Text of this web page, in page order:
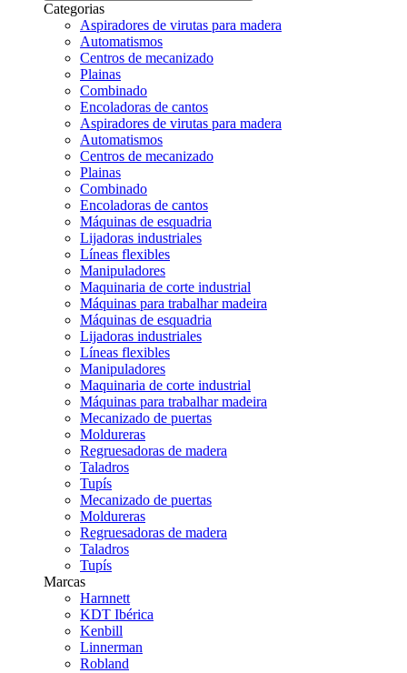
Categorias
Aspiradores de virutas para madera
Automatismos
Centros de mecanizado
Plainas
Combinado
Encoladoras de cantos
Aspiradores de virutas para madera
Automatismos
Centros de mecanizado
Plainas
Combinado
Encoladoras de cantos
Máquinas de esquadria
Lijadoras industriales
Líneas flexibles
Manipuladores
Maquinaria de corte industrial
Máquinas para trabalhar madeira
Máquinas de esquadria
Lijadoras industriales
Líneas flexibles
Manipuladores
Maquinaria de corte industrial
Máquinas para trabalhar madeira
Mecanizado de puertas
Moldureras
Regruesadoras de madera
Taladros
Tupís
Mecanizado de puertas
Moldureras
Regruesadoras de madera
Taladros
Tupís
Marcas
Harnnett
KDT Ibérica
Kenbill
Linnerman
Robland